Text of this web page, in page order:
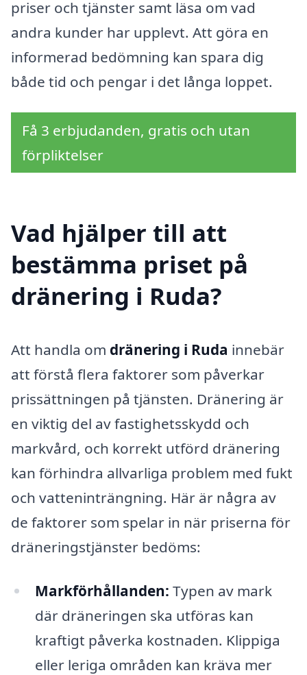
priser och tjänster samt läsa om vad
andra kunder har upplevt. Att göra en
informerad bedömning kan spara dig
både tid och pengar i det långa loppet.
Få 3 erbjudanden, gratis och utan
förpliktelser
Vad hjälper till att
bestämma priset på
dränering i Ruda?
Att handla om dränering i Ruda innebär
att förstå flera faktorer som påverkar
prissättningen på tjänsten. Dränering är
en viktig del av fastighetsskydd och
markvård, och korrekt utförd dränering
kan förhindra allvarliga problem med fukt
och vatteninträngning. Här är några av
de faktorer som spelar in när priserna för
dräneringstjänster bedöms:
Markförhållanden: Typen av mark
där dräneringen ska utföras kan
kraftigt påverka kostnaden. Klippiga
eller leriga områden kan kräva mer